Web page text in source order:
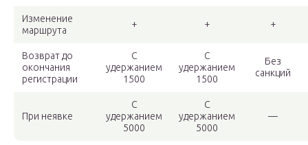
Изменение
маршрута
+ + +
Возврат до
окончания
регистрации
С
удержанием
1500
С
удержанием
1500
Без
санкций
При неявке
С
удержанием
5000
С
удержанием
5000
—